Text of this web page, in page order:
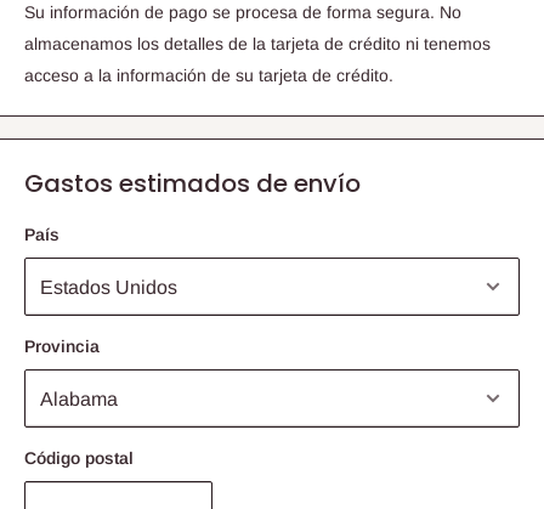
Su información de pago se procesa de forma segura. No
almacenamos los detalles de la tarjeta de crédito ni tenemos
acceso a la información de su tarjeta de crédito.
Gastos estimados de envío
País
Provincia
Código postal